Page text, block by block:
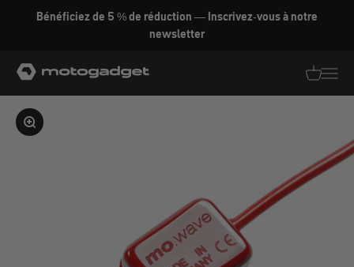
Aller au contenu
Bénéficiez de 5 % de réduction — Inscrivez-vous à notre
newsletter
motogadget GmbH
Agrandir l'image